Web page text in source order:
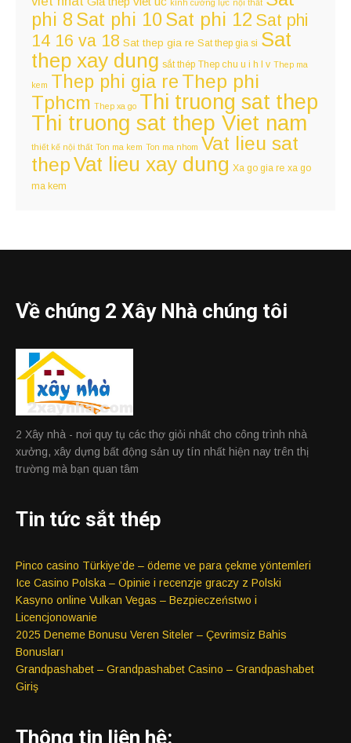
kính cường lực nội thất
phi 8 Sat phi 10Sat phi 12 Sat phi
14 16 va 18 Sat thep gia re Sat thep gia si Sat
thep xay dung sắt thép Thep chu u i h l v Thep ma
kem Thep phi gia re Thep phi
Tphcm Thep xa go Thi truong sat thep
Thi truong sat thep Viet nam
thiết kế nội thất Ton ma kem Ton ma nhom Vat lieu sat
thepVat lieu xay dung Xa go gia re xa go
ma kem
Về chúng 2 Xây Nhà chúng tôi
2 Xây nhà - nơi quy tụ các thợ giỏi nhất cho công trình nhà
xưởng, xây dựng bất động sản uy tín nhất hiện nay trên thị
trường mà bạn quan tâm
Tin tức sắt thép
Pinco casino Türkiye’de – ödeme ve para çekme yöntemleri
Ice Casino Polska – Opinie i recenzje graczy z Polski
Kasyno online Vulkan Vegas – Bezpieczeństwo i
Licencjonowanie
2025 Deneme Bonusu Veren Siteler – Çevrimsiz Bahis
Bonusları
Grandpashabet – Grandpashabet Casino – Grandpashabet
Giriş
Thông tin liên hệ: